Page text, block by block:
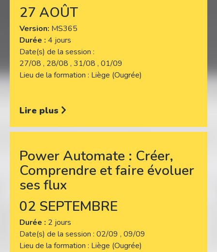
27 AOÛT
Version MS365
Durée : 4 jours
Date(s) de la session
27/08 , 28/08 , 31/08 , 01/09
Lieu de la formation Liège (Ougrée)
Lire plus
Power Automate : Créer,
Comprendre et faire évoluer
ses flux
02 SEPTEMBRE
Durée : 2 jours
Date(s) de la session 02/09 , 09/09
Lieu de la formation Liège (Ougrée)